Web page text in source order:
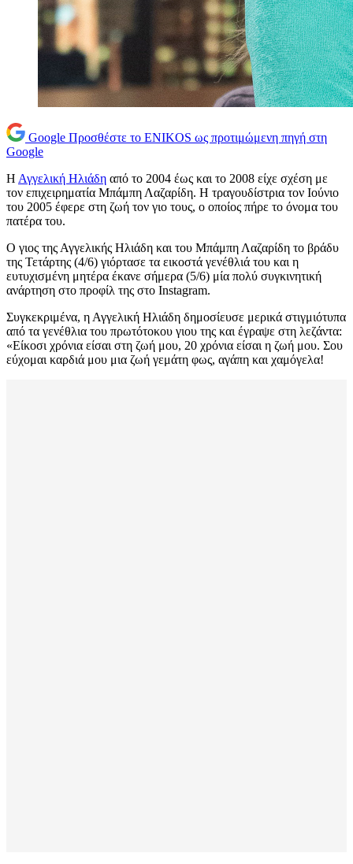
Google Προσθέστε το ENIKOS ως προτιμώμενη πηγή στη
Google
Η Αγγελική Ηλιάδη από το 2004 έως και το 2008 είχε σχέση με
τον επιχειρηματία Μπάμπη Λαζαρίδη. Η τραγουδίστρια τον Ιούνιο
του 2005 έφερε στη ζωή τον γιο τους, ο οποίος πήρε το όνομα του
πατέρα του.
Ο γιος της Αγγελικής Ηλιάδη και του Μπάμπη Λαζαρίδη το βράδυ
της Τετάρτης (4/6) γιόρτασε τα εικοστά γενέθλιά του και η
ευτυχισμένη μητέρα έκανε σήμερα (5/6) μία πολύ συγκινητική
ανάρτηση στο προφίλ της στο Instagram.
Συγκεκριμένα, η Αγγελική Ηλιάδη δημοσίευσε μερικά στιγμιότυπα
από τα γενέθλια του πρωτότοκου γιου της και έγραψε στη λεζάντα:
«Είκοσι χρόνια είσαι στη ζωή μου, 20 χρόνια είσαι η ζωή μου. Σου
εύχομαι καρδιά μου μια ζωή γεμάτη φως, αγάπη και χαμόγελα!